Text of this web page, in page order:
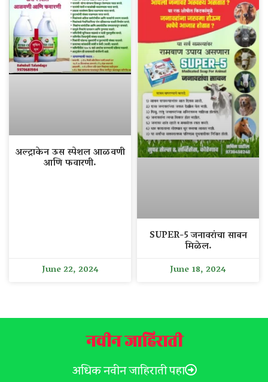
अल्ट्राकेन ऊस स्पेशल आळवणी
आणि फवारणी.
June 22, 2024
SUPER-5 जनावरांचा साबन
मिळेल.
June 18, 2024
नवीन जाहिराती
अधिक नवीन जाहिराती पहा